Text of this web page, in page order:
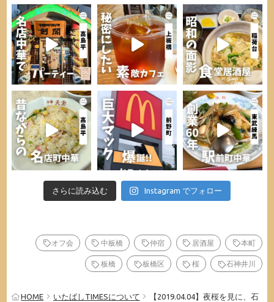
さらに読み込む Instagram でフォロー
オフ会 中板橋 仲宿 居酒屋 本町
板橋 板橋区 桜 石神井川
HOME いたばしTIMESについて
【2019.04.04】夜桜を見に、石